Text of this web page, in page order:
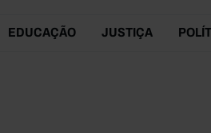
EDUCAÇÃO JUSTIÇA